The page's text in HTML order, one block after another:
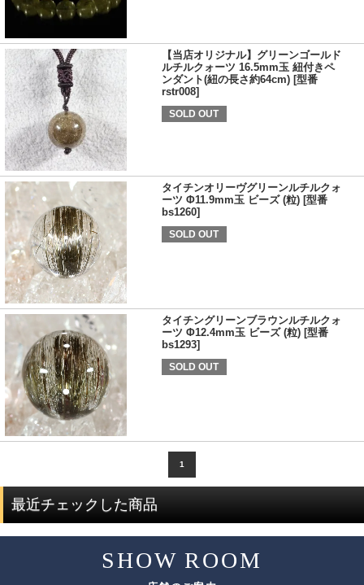
【当店オリジナル】グリーンゴールド
ルチルクォーツ 16.5mm玉 紐付きペ
ンダント(紐の長さ約64cm) [型番
rstr008]
SOLD OUT
タイチンオリーヴグリーンルチルクォ
ーツ Φ11.9mm玉 ビーズ (粒) [型番
bs1260]
SOLD OUT
タイチングリーンブラウンルチルクォ
ーツ Φ12.4mm玉 ビーズ (粒) [型番
bs1293]
SOLD OUT
1
最近チェックした商品
SHOW ROOM